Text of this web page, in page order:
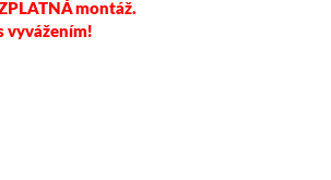
montáž.
vyvážením!